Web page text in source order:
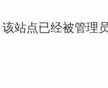
站点已经被管理